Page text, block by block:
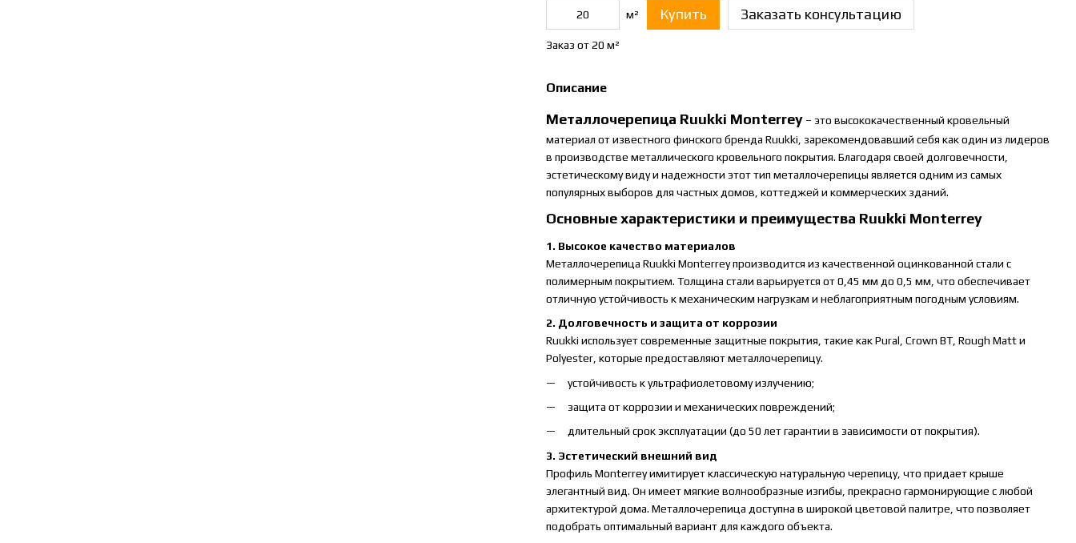
м² Купить Заказать консультацию
Заказ от 20 м²
Описание
Металлочерепица Ruukki Monterrey – это высококачественный кровельный
материал от известного финского бренда Ruukki, зарекомендовавший себя как один из лидеров
в производстве металлического кровельного покрытия. Благодаря своей долговечности,
эстетическому виду и надежности этот тип металлочерепицы является одним из самых
популярных выборов для частных домов, коттеджей и коммерческих зданий.
Основные характеристики и преимущества Ruukki Monterrey
1. Высокое качество материалов
Металлочерепица Ruukki Monterrey производится из качественной оцинкованной стали с
полимерным покрытием. Толщина стали варьируется от 0,45 мм до 0,5 мм, что обеспечивает
отличную устойчивость к механическим нагрузкам и неблагоприятным погодным условиям.
2. Долговечность и защита от коррозии
Ruukki использует современные защитные покрытия, такие как Pural, Crown BT, Rough Matt и
Polyester, которые предоставляют металлочерепицу.
устойчивость к ультрафиолетовому излучению;
защита от коррозии и механических повреждений;
длительный срок эксплуатации (до 50 лет гарантии в зависимости от покрытия).
3. Эстетический внешний вид
Профиль Monterrey имитирует классическую натуральную черепицу, что придает крыше
элегантный вид. Он имеет мягкие волнообразные изгибы, прекрасно гармонирующие с любой
архитектурой дома. Металлочерепица доступна в широкой цветовой палитре, что позволяет
подобрать оптимальный вариант для каждого объекта.